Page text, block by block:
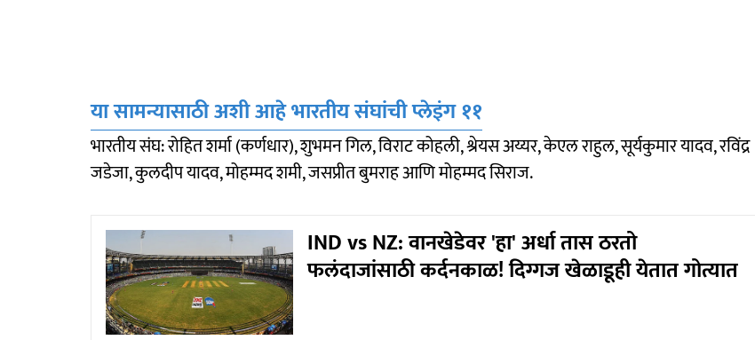
या सामन्यासाठी अशी आहे भारतीय संघांची प्लेइंग ११
भारतीय संघ: रोहित शर्मा (कर्णधार), शुभमन गिल, विराट कोहली, श्रेयस अय्यर, केएल राहुल, सूर्यकुमार यादव, रविंद्र
जडेजा, कुलदीप यादव, मोहम्मद शमी, जसप्रीत बुमराह आणि मोहम्मद सिराज.
IND vs NZ: वानखेडेवर 'हा' अर्धा तास ठरतो
फलंदाजांसाठी कर्दनकाळ! दिग्गज खेळाडूही येतात गोत्यात